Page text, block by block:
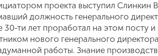
проекта выступил Слинкин
должность генерального
30-ти лет проработал на этом посту и
нового генерального
работы. Знание